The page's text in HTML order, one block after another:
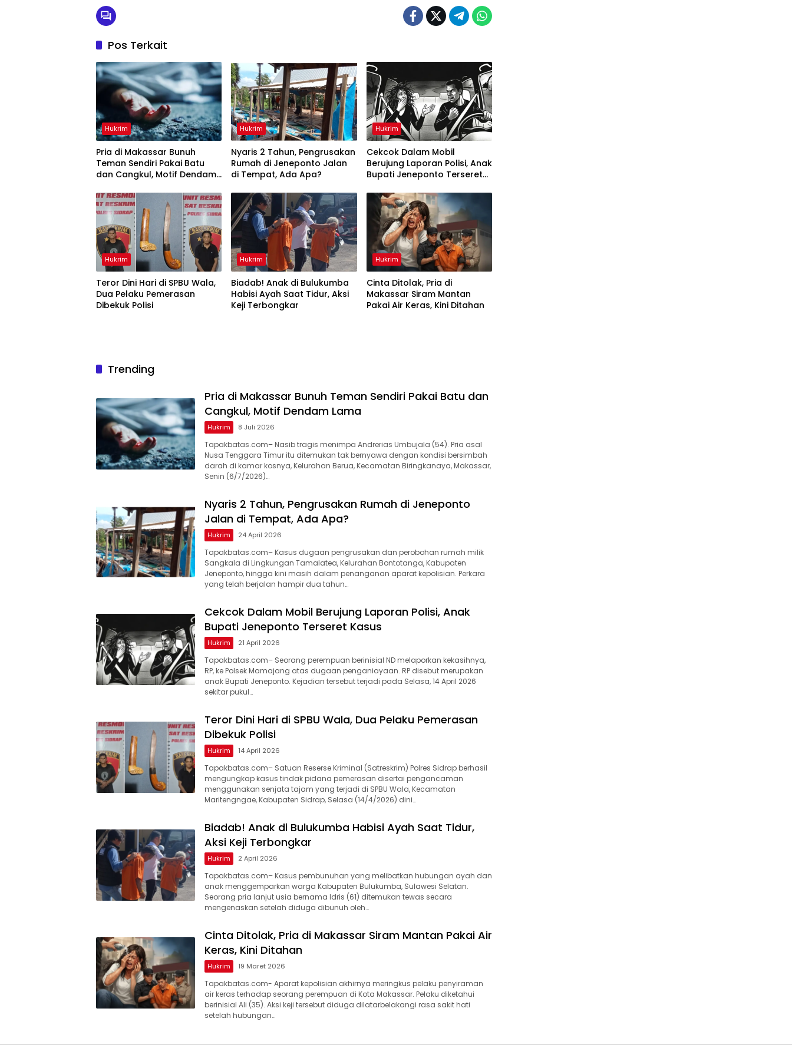
Pos Terkait
Hukrim
Pria di Makassar Bunuh
Teman Sendiri Pakai Batu
dan Cangkul, Motif Dendam
Hukrim
Nyaris 2 Tahun, Pengrusakan
Rumah di Jeneponto Jalan
di Tempat, Ada Apa?
Hukrim
Cekcok Dalam Mobil
Berujung Laporan Polisi, Anak
Bupati Jeneponto Terseret
Hukrim
Teror Dini Hari di SPBU Wala,
Dua Pelaku Pemerasan
Dibekuk Polisi
Hukrim
Biadab! Anak di Bulukumba
Habisi Ayah Saat Tidur, Aksi
Keji Terbongkar
Hukrim
Cinta Ditolak, Pria di
Makassar Siram Mantan
Pakai Air Keras, Kini Ditahan
Trending
Pria di Makassar Bunuh Teman Sendiri Pakai Batu dan
Cangkul, Motif Dendam Lama
Hukrim 8 Juli 2026
Tapakbatas.com– Nasib tragis menimpa Andrerias Umbujala (54). Pria asal
Nusa Tenggara Timur itu ditemukan tak bernyawa dengan kondisi bersimbah
darah di kamar kosnya, Kelurahan Berua, Kecamatan Biringkanaya, Makassar,
Senin (6/7/2026)…
Nyaris 2 Tahun, Pengrusakan Rumah di Jeneponto
Jalan di Tempat, Ada Apa?
Hukrim 24 April 2026
Tapakbatas.com– Kasus dugaan pengrusakan dan perobohan rumah milik
Sangkala di Lingkungan Tamalatea, Kelurahan Bontotanga, Kabupaten
Jeneponto, hingga kini masih dalam penanganan aparat kepolisian. Perkara
yang telah berjalan hampir dua tahun…
Cekcok Dalam Mobil Berujung Laporan Polisi, Anak
Bupati Jeneponto Terseret Kasus
Hukrim 21 April 2026
Tapakbatas.com– Seorang perempuan berinisial ND melaporkan kekasihnya,
RP, ke Polsek Mamajang atas dugaan penganiayaan. RP disebut merupakan
anak Bupati Jeneponto. Kejadian tersebut terjadi pada Selasa, 14 April 2026
sekitar pukul…
Teror Dini Hari di SPBU Wala, Dua Pelaku Pemerasan
Dibekuk Polisi
Hukrim 14 April 2026
Tapakbatas.com– Satuan Reserse Kriminal (Satreskrim) Polres Sidrap berhasil
mengungkap kasus tindak pidana pemerasan disertai pengancaman
menggunakan senjata tajam yang terjadi di SPBU Wala, Kecamatan
Maritengngae, Kabupaten Sidrap, Selasa (14/4/2026) dini…
Biadab! Anak di Bulukumba Habisi Ayah Saat Tidur,
Aksi Keji Terbongkar
Hukrim 2 April 2026
Tapakbatas.com– Kasus pembunuhan yang melibatkan hubungan ayah dan
anak menggemparkan warga Kabupaten Bulukumba, Sulawesi Selatan.
Seorang pria lanjut usia bernama Idris (61) ditemukan tewas secara
mengenaskan setelah diduga dibunuh oleh…
Cinta Ditolak, Pria di Makassar Siram Mantan Pakai Air
Keras, Kini Ditahan
Hukrim 19 Maret 2026
Tapakbatas.com- Aparat kepolisian akhirnya meringkus pelaku penyiraman
air keras terhadap seorang perempuan di Kota Makassar. Pelaku diketahui
berinisial Ali (35). Aksi keji tersebut diduga dilatarbelakangi rasa sakit hati
setelah hubungan…